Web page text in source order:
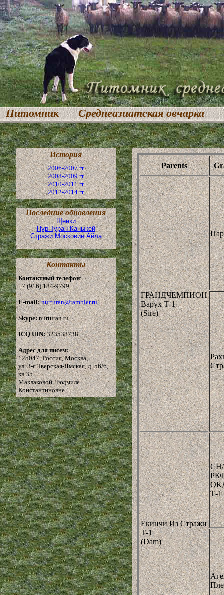
Питомник Среднеазиатская овчарка
История
2006-2007 гг
2008-2009 гг
2010-2011 гг
2012-2014 гг
Последние обновления
Щенки
Нур Туран Каныкей
Стражи Московии Айла
Контакты
Контактный телефон:
+7 (916) 184-9799
E-mail: nurturan@rambler.ru
Skype:nurturan.ru
ICQ UIN:323538738
Адрес для писем:
125047, Россия, Москва,
ул. 3-я Тверская-Ямская, д. 56/6,
кв.35.
Маклаковой Людмиле
Константиновне
Parents
ГРАНДЧЕМПИОН
Варух Т-1
(Sire)
Екинчи Из Стражи
Т-1
(Dam)
Т-1